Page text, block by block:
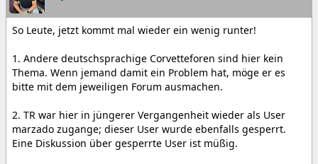
So Leute, jetzt kommt mal wieder ein wenig runter!
1. Andere deutschsprachige Corvetteforen sind hier kein
Thema. Wenn jemand damit ein Problem hat, möge er es
bitte mit dem jeweiligen Forum ausmachen.
2. TR war hier in jüngerer Vergangenheit wieder als User
marzado zugange; dieser User wurde ebenfalls gesperrt.
Eine Diskussion über gesperrte User ist müßig.